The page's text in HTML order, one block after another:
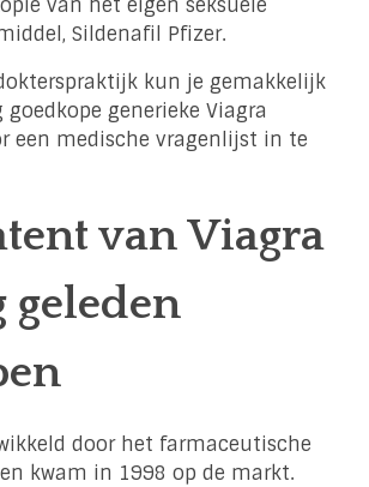
van het eigen seksuele
Sildenafil Pfizer.
kun je gemakkelijk
generieke Viagra
een medische vragenlijst in te
van Viagra
geleden
door het farmaceutische
kwam in 1998 op de markt.